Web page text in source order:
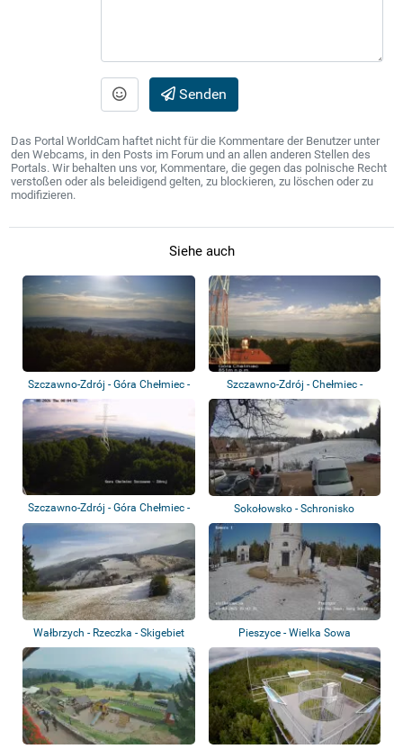
Senden
Das Portal WorldCam haftet nicht für die Kommentare der Benutzer unter
den Webcams, in den Posts im Forum und an allen anderen Stellen des
Portals. Wir behalten uns vor, Kommentare, die gegen das polnische Recht
verstoßen oder als beleidigend gelten, zu blockieren, zu löschen oder zu
modifizieren.
Siehe auch
Szczawno-Zdrój - Góra Chełmiec -
Wałbrzy...
Szczawno-Zdrój - Chełmiec -
Sněžka
Szczawno-Zdrój - Góra Chełmiec -
Szczawn...
Sokołowsko - Schronisko
Andrzejówka
Wałbrzych - Rzeczka - Skigebiet Pieszyce - Wielka Sowa